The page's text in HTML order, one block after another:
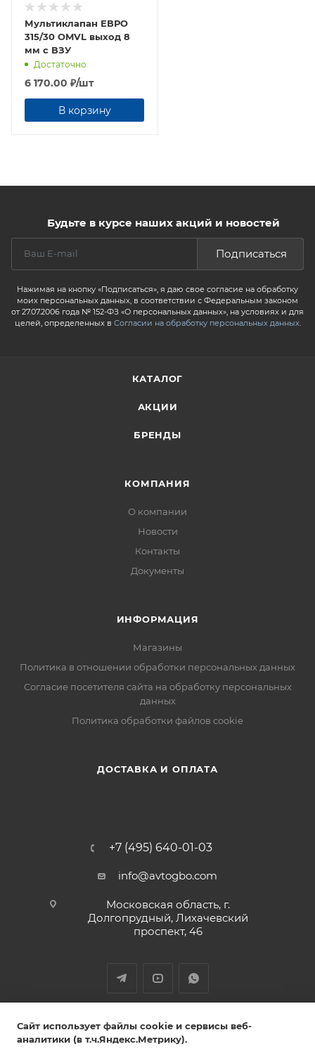
Мультиклапан ЕВРО
315/30 OMVL выход 8
мм с ВЗУ
Достаточно
6 170.00 ₽/шт
В корзину
Будьте в курсе наших акций и новостей
Подписаться
Нажимая на кнопку «Подписаться», я даю свое согласие на обработку
моих персональных данных, в соответствии с Федеральным законом
от 27.07.2006 года № 152-ФЗ «О персональных данных», на условиях и для
целей, определенных в Согласии на обработку персональных данных.
КАТАЛОГ
АКЦИИ
БРЕНДЫ
КОМПАНИЯ
О компании
Новости
Контакты
Документы
ИНФОРМАЦИЯ
Магазины
Политика в отношении обработки персональных данных
Согласие посетителя сайта на обработку персональных
данных
Политика обработки файлов cookie
ДОСТАВКА И ОПЛАТА
+7 (495) 640-01-03
info@avtogbo.com
Московская область, г.
Долгопрудный, Лихачевский
проспект, 46
ИНН 027809108765 ОГРН 320028000053851
Сайт использует файлы cookie и сервисы веб-
аналитики (в т.ч.Яндекс.Метрику).